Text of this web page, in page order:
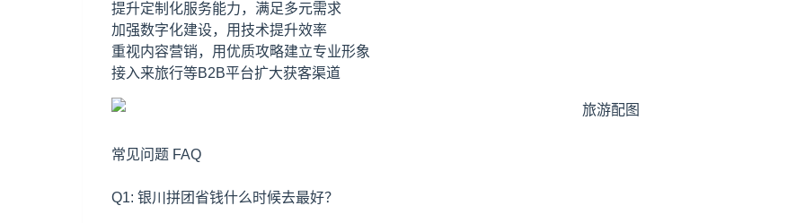
提升定制化服务能力，满足多元需求
加强数字化建设，用技术提升效率
重视内容营销，用优质攻略建立专业形象
接入来旅行等B2B平台扩大获客渠道
常见问题 FAQ
Q1: 银川拼团省钱什么时候去最好？